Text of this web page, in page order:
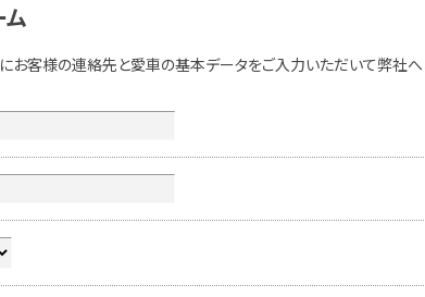
お客様の連絡先と愛車の基本データをご入力いただいて弊社へ